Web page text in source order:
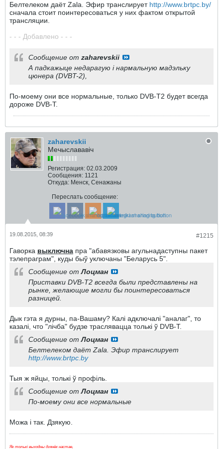
Белтелеком даёт Zala. Эфир транслирует http://www.brtpc.by/
сначала стоит поинтересоваться у них фактом открытой
трансляции.
- - - Добавлено - - -
Сообщение от zaharevskii
А падкажыце недарагую і нармальную мадэльку
цюнера (DVBT-2),
По-моему они все нормальные, только DVB-T2 будет всегда
дороже DVB-T.
zaharevskii
Мечыслававіч
Регистрация: 02.03.2009
Сообщения: 1121
Откуда: Менск, Сенажаны
Переслать сообщение:
#1215
19.08.2015, 08:39
Гаворка выключна пра "абавязковы агульнадаступны пакет
тэлепраграм", куды быў уключаны "Беларусь 5".
Сообщение отЛоцман
Приставки DVB-T2 всегда были представлены на
рынке, желающие могли бы поинтересоваться
разницей.
Дык гэта я дурны, па-Вашаму? Калі адключалі "аналаг", то
казалі, что "лічба" будзе траслявацца толькі ў DVB-T.
Сообщение отЛоцман
Белтелеком даёт Zala. Эфир транслирует
http://www.brtpc.by
Тыя ж яйцы, толькі ў профіль.
Сообщение отЛоцман
По-моему они все нормальные
Можа і так. Дзякую.
Як толькі выходны дзянёк настае,